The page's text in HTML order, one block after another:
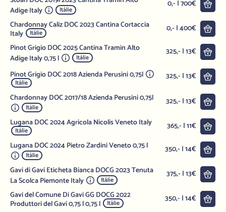
Adige Italy
Itálie
0,- | 700€
Chardonnay Caliz DOC 2023 Cantina Cortaccia
Italy Itálie 0,- | 400€
Pinot Grigio DOC 2025 Cantina Tramin Alto
Adige Italy 0,75 l
Itálie
325,- | 13€
Pinot Grigio DOC 2018 Azienda Perusini 0,75l
Itálie
325,- | 13€
Chardonnay DOC 2017/18 Azienda Perusini 0,75l
Itálie
325,- | 13€
Lugana DOC 2024 Agricola Nicolis Veneto Italy
Itálie 365,- | 11€
Lugana DOC 2024 Pietro Zardini Veneto 0,75 l
Itálie
350,- | 14€
Gavi di Gavi Eticheta Bianca DOCG 2023 Tenuta
La Scolca Piemonte Italy
Itálie
375,- | 13€
Gavi del Comune Di Gavi GG DOCG 2022
Produttori del Gavi 0,75 l 0,75 l Itálie 350,- | 14€